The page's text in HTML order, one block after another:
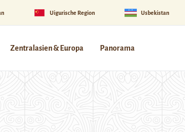
Uigurische Region Usbekistan
Zentralasien & Europa Panorama